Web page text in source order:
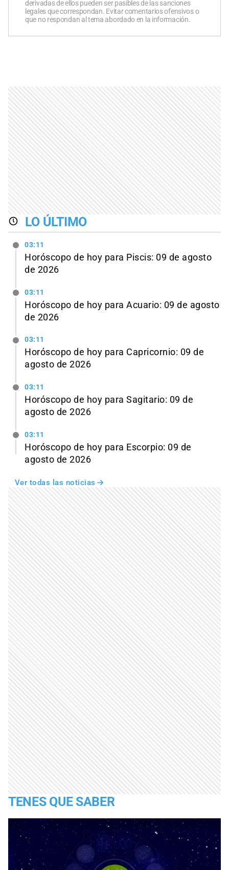
derivadas de ellos pueden ser pasibles de las sanciones
legales que correspondan. Evitar comentarios ofensivos o
que no respondan al tema abordado en la información.
LO ÚLTIMO
03:11
Horóscopo de hoy para Piscis: 09 de agosto
de 2026
03:11
Horóscopo de hoy para Acuario: 09 de agosto
de 2026
03:11
Horóscopo de hoy para Capricornio: 09 de
agosto de 2026
03:11
Horóscopo de hoy para Sagitario: 09 de
agosto de 2026
03:11
Horóscopo de hoy para Escorpio: 09 de
agosto de 2026
Ver todas las noticias
TENES QUE SABER